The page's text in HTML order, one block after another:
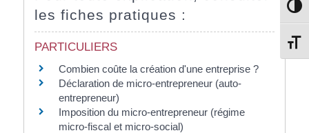
les fiches pratiques :
PARTICULIERS
Combien coûte la création d'une entreprise ?
Déclaration de micro-entrepreneur (auto-
entrepreneur)
Imposition du micro-entrepreneur (régime
micro-fiscal et micro-social)